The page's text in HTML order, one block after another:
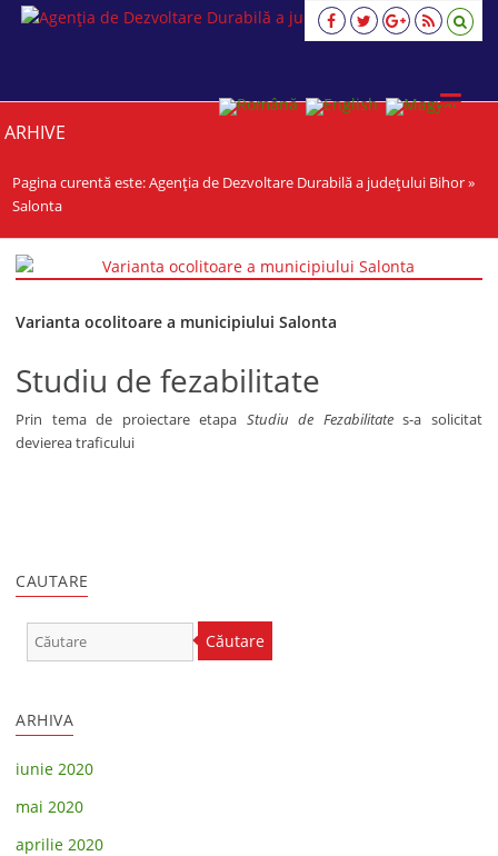
Agenția
județului
viziune,
strategie,
ARHIVE
Pagina curentă este:Agenția de Dezvoltare Durabilă a județului Bihor»
Salonta
Varianta ocolitoare a municipiului Salonta
Studiu de fezabilitate
Prin tema de proiectare etapa Studiu de Fezabilitates-a solicitat
devierea traficului
CAUTARE
Căutare
ARHIVA
iunie 2020
mai 2020
aprilie 2020